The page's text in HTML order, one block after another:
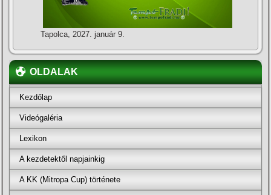
Tapolca, 2027. január 9.
OLDALAK
Kezdőlap
Videógaléria
Lexikon
A kezdetektől napjainkig
A KK (Mitropa Cup) története